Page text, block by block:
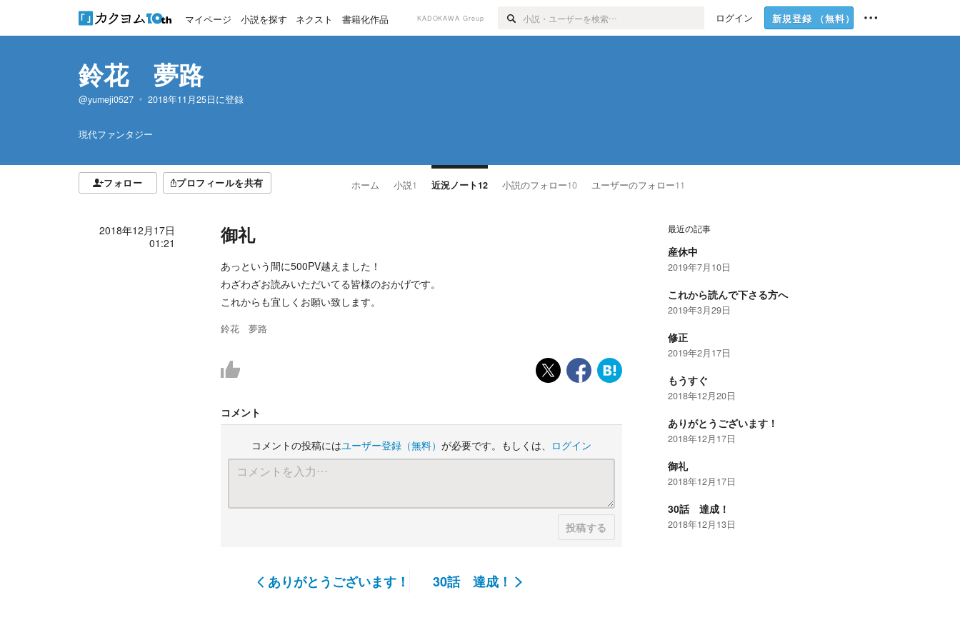
マイページ 小説を探す ネクスト 書籍化作品 KADOKAWA Group ログイン 新規登録 （無料）
鈴花 夢路
@yumeji0527 2018年11月25日に登録
現代ファンタジー
フォロー プロフィールを共有 ホーム 小説1 近況ノート12 小説のフォロー10 ユーザーのフォロー11
2018年12月17日
01:21
御礼
あっという間に500PV越えました！
わざわざお読みいただいてる皆様のおかげです。
これからも宜しくお願い致します。
鈴花 夢路
コメント
コメントの投稿にはユーザー登録（無料） が必要です。もしくは、 ログイン
投稿する
ありがとうございます！ 30話 達成！
最近の記事
産休中
2019年7月10日
これから読んで下さる方へ
2019年3月29日
修正
2019年2月17日
もうすぐ
2018年12月20日
ありがとうございます！
2018年12月17日
御礼
2018年12月17日
30話 達成！
2018年12月13日